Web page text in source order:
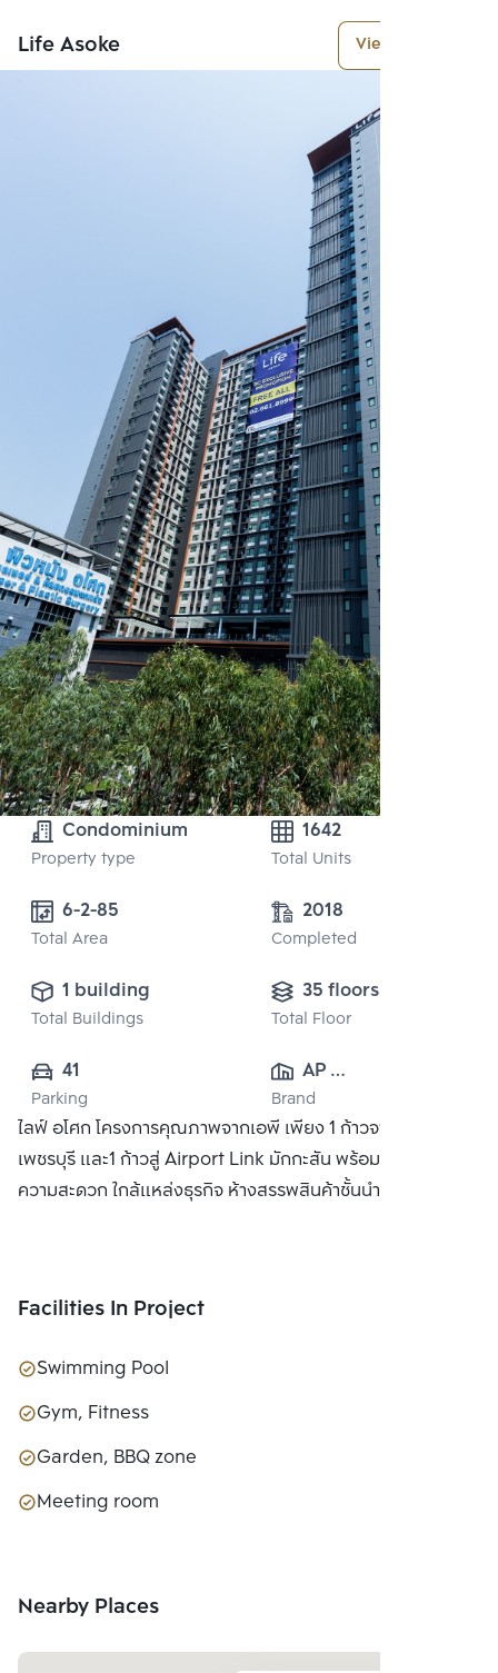
Life Asoke View More
Condominium
Property type
1642
Total Units
6-2-85
Total Area
2018
Completed
1 building
Total Buildings
35 floors
Total Floor
41
Parking
AP
(PHETCHABURI)
CO., LTD
Brand
ไลฟ์ อโศก โครงการคุณภาพจากเอพี เพียง 1 ก้าวจาก MRT
เพชรบุรี และ1 ก้าวสู่ Airport Link มักกะสัน พร้อมสิ่งอำนวย
ความสะดวก ใกล้แหล่งธุรกิจ ห้างสรรพสินค้าชั้นนำ
Facilities In Project
Swimming Pool
Gym, Fitness
Garden, BBQ zone
Meeting room
Nearby Places